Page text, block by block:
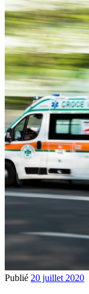
Publié 20 juillet 2020